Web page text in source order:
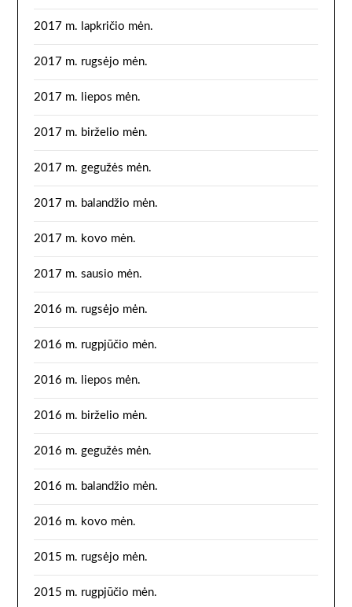
2017 m. lapkričio mėn.
2017 m. rugsėjo mėn.
2017 m. liepos mėn.
2017 m. birželio mėn.
2017 m. gegužės mėn.
2017 m. balandžio mėn.
2017 m. kovo mėn.
2017 m. sausio mėn.
2016 m. rugsėjo mėn.
2016 m. rugpjūčio mėn.
2016 m. liepos mėn.
2016 m. birželio mėn.
2016 m. gegužės mėn.
2016 m. balandžio mėn.
2016 m. kovo mėn.
2015 m. rugsėjo mėn.
2015 m. rugpjūčio mėn.